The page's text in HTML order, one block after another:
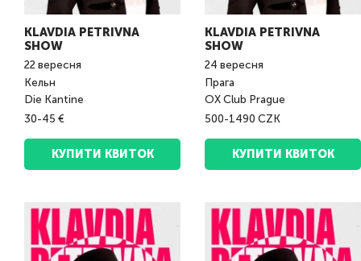
KLAVDIA PETRIVNA
SHOW
22вересня
Кельн
Die Kantine
30-45 €
КУПИТИ КВИТОК
KLAVDIA PETRIVNA
SHOW
24 вересня
Прага
OX Club Prague
500-1490 CZK
КУПИТИ КВИТОК